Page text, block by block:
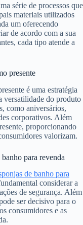
série de processos que
materiais utilizados
um oferecendo
de acordo com a sua
cada tipo atende a
presente
é uma estratégia
versatilidade do produto
como aniversários,
corporativos. Além
proporcionando
valorizam.
para revenda
de banho para
considerar a
de segurança. Além
ser decisivo para o
consumidores e as